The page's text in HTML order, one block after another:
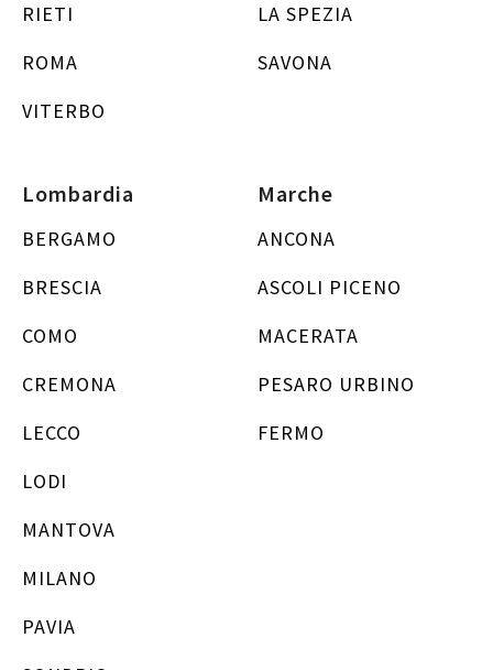
RIETI
ROMA
VITERBO
LA SPEZIA
SAVONA
Lombardia
BERGAMO
BRESCIA
COMO
CREMONA
LECCO
LODI
MANTOVA
MILANO
PAVIA
Marche
ANCONA
ASCOLI PICENO
MACERATA
PESARO URBINO
FERMO